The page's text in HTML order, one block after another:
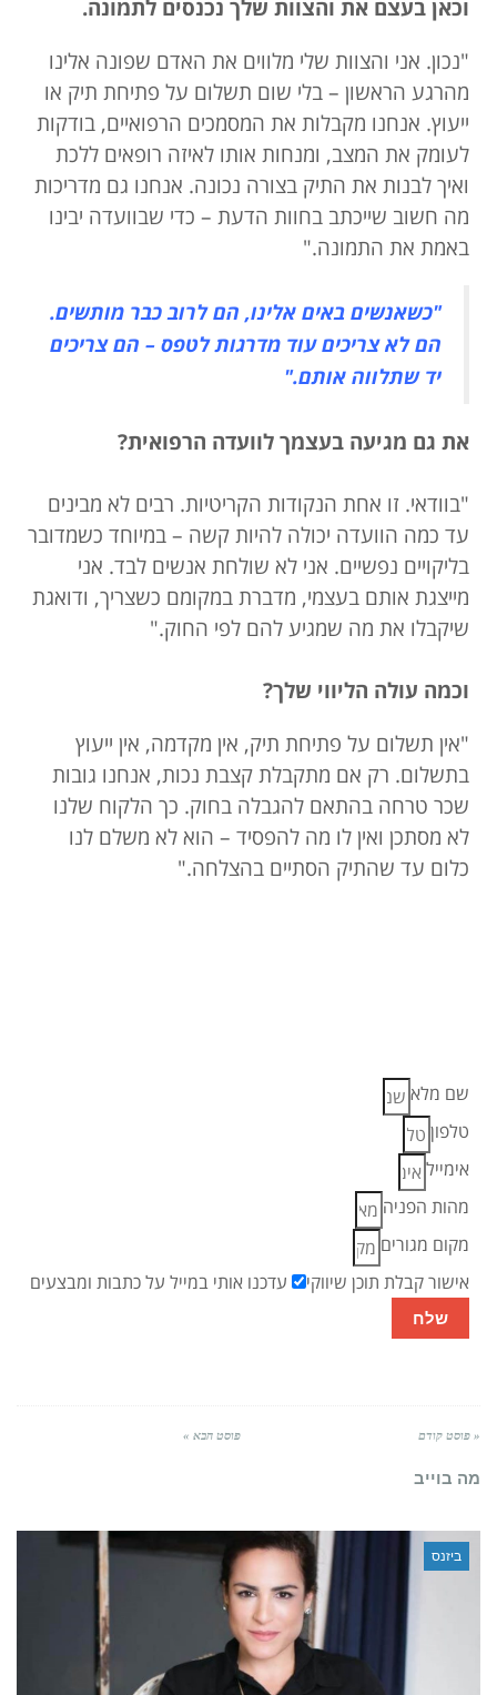
וכאן בעצם את והצוות שלך נכנסים לתמונה.
"נכון. אני והצוות שלי מלווים את האדם שפונה אלינו
מהרגע הראשון – בלי שום תשלום על פתיחת תיק או
ייעוץ. אנחנו מקבלות את המסמכים הרפואיים, בודקות
לעומק את המצב, ומנחות אותו לאיזה רופאים ללכת
ואיך לבנות את התיק בצורה נכונה. אנחנו גם מדריכות
מה חשוב שייכתב בחוות הדעת – כדי שבוועדה יבינו
באמת את התמונה."
"כשאנשים באים אלינו, הם לרוב כבר מותשים.
הם לא צריכים עוד מדרגות לטפס – הם צריכים
יד שתלווה אותם."
את גם מגיעה בעצמך לוועדה הרפואית?
"בוודאי. זו אחת הנקודות הקריטיות. רבים לא מבינים
עד כמה הוועדה יכולה להיות קשה – במיוחד כשמדובר
בליקויים נפשיים. אני לא שולחת אנשים לבד. אני
מייצגת אותם בעצמי, מדברת במקומם כשצריך, ודואגת
שיקבלו את מה שמגיע להם לפי החוק."
וכמה עולה הליווי שלך?
"אין תשלום על פתיחת תיק, אין מקדמה, אין ייעוץ
בתשלום. רק אם מתקבלת קצבת נכות, אנחנו גובות
שכר טרחה בהתאם להגבלה בחוק. כך הלקוח שלנו
לא מסתכן ואין לו מה להפסיד – הוא לא משלם לנו
כלום עד שהתיק הסתיים בהצלחה."
שם מלא
טלפון
אימייל
מהות הפניה
מקום מגורים
אישור קבלת תוכן שיווקי
עדכנו אותי במייל על כתבות ומבצעים
שלח
« פוסט קודם פוסט הבא »
מה בוייב
ביזנס